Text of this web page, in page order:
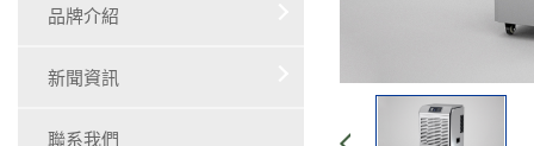
品牌介紹
新聞資訊
聯系我們